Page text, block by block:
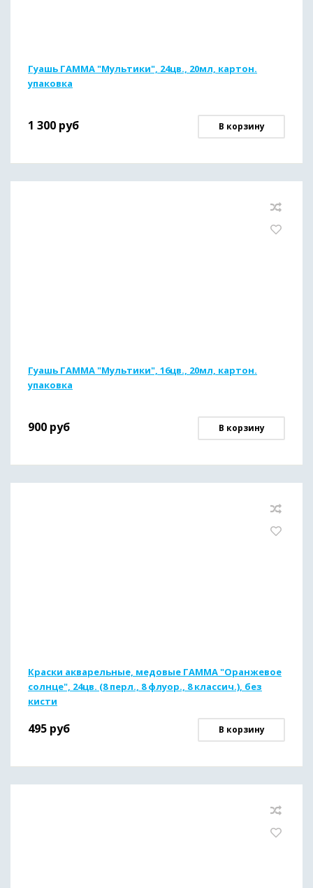
Гуашь ГАММА "Мультики", 24цв., 20мл, картон.
упаковка
1 300 руб В корзину
Гуашь ГАММА "Мультики", 16цв., 20мл, картон.
упаковка
900 руб В корзину
Краски акварельные, медовые ГАММА "Оранжевое
солнце", 24цв. (8 перл., 8 флуор., 8 классич.), без
кисти
495 руб В корзину